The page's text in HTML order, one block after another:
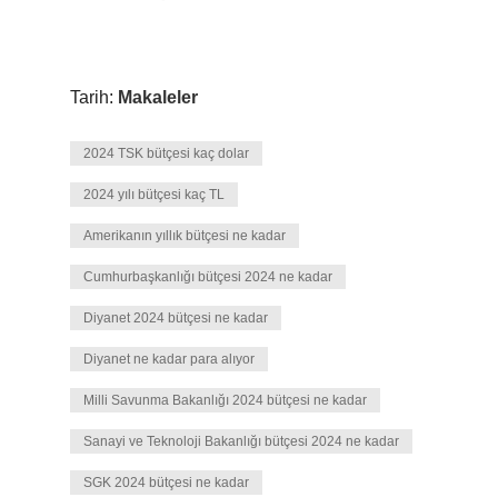
Tarih: Makaleler
2024 TSK bütçesi kaç dolar
2024 yılı bütçesi kaç TL
Amerikanın yıllık bütçesi ne kadar
Cumhurbaşkanlığı bütçesi 2024 ne kadar
Diyanet 2024 bütçesi ne kadar
Diyanet ne kadar para alıyor
Milli Savunma Bakanlığı 2024 bütçesi ne kadar
Sanayi ve Teknoloji Bakanlığı bütçesi 2024 ne kadar
SGK 2024 bütçesi ne kadar